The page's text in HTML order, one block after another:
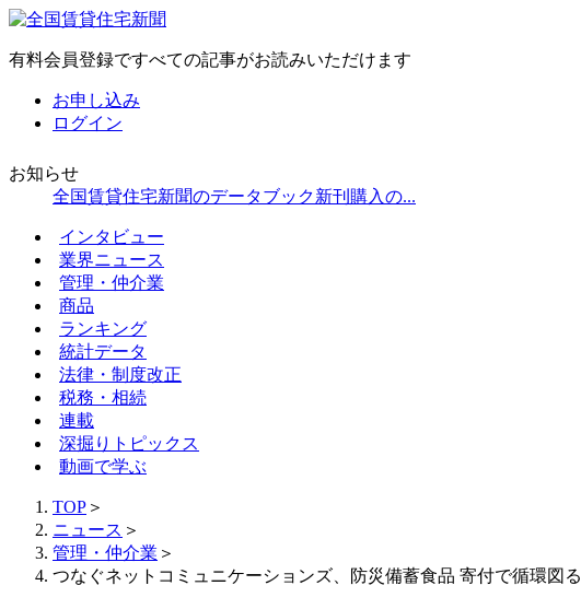
有料会員登録ですべての記事がお読みいただけます
お申し込み
ログイン
お知らせ
全国賃貸住宅新聞のデータブック新刊購入の...
インタビュー
業界ニュース
管理・仲介業
商品
ランキング
統計データ
法律・制度改正
税務・相続
連載
深掘りトピックス
動画で学ぶ
TOP ＞
ニュース ＞
管理・仲介業 ＞
つなぐネットコミュニケーションズ、防災備蓄食品 寄付で循環図る